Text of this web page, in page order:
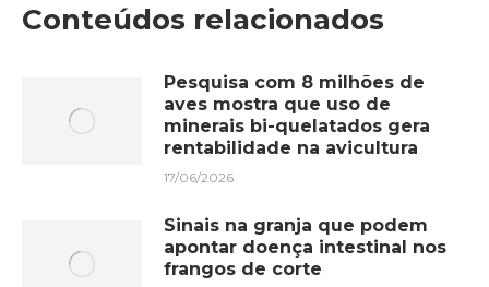
Conteúdos relacionados
Pesquisa com 8 milhões de
aves mostra que uso de
minerais bi-quelatados gera
rentabilidade na avicultura
17/06/2026
Sinais na granja que podem
apontar doença intestinal nos
frangos de corte